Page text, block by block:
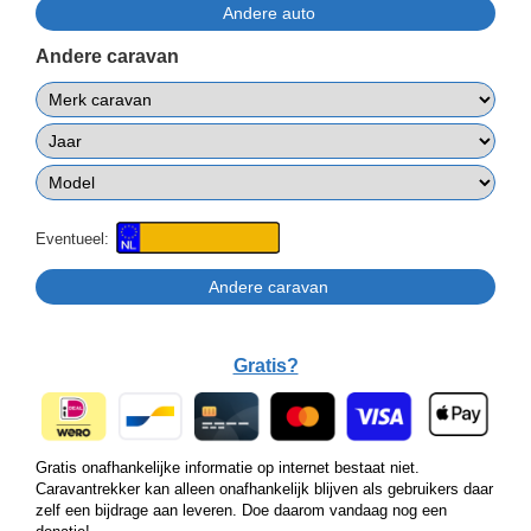
Andere caravan
Eventueel:
Gratis?
Gratis onafhankelijke informatie op internet bestaat niet.
Caravantrekker kan alleen onafhankelijk blijven als gebruikers daar
zelf een bijdrage aan leveren. Doe daarom vandaag nog een